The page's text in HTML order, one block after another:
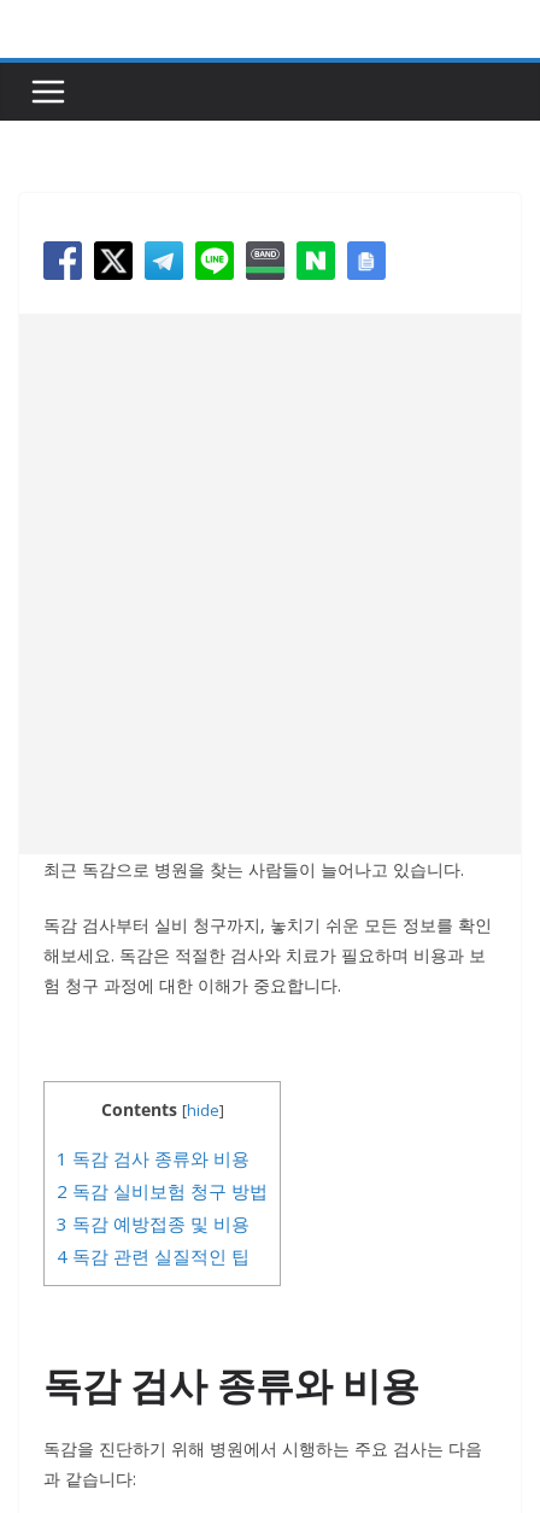
로
최근 독감으로 병원을 찾는 사람들이 늘어나고 있습니다.
독감 검사부터 실비 청구까지, 놓치기 쉬운 모든 정보를 확인
해보세요. 독감은 적절한 검사와 치료가 필요하며 비용과 보
험 청구 과정에 대한 이해가 중요합니다.
Contents [hide]
1 독감 검사 종류와 비용
2 독감 실비보험 청구 방법
3 독감 예방접종 및 비용
4 독감 관련 실질적인 팁
독감 검사 종류와 비용
독감을 진단하기 위해 병원에서 시행하는 주요 검사는 다음
과 같습니다: